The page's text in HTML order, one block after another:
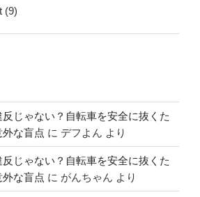
(9)
じゃない？自転車を安全に抜くた
な盲点 に デフよん より
じゃない？自転車を安全に抜くた
な盲点 に がんちゃん より